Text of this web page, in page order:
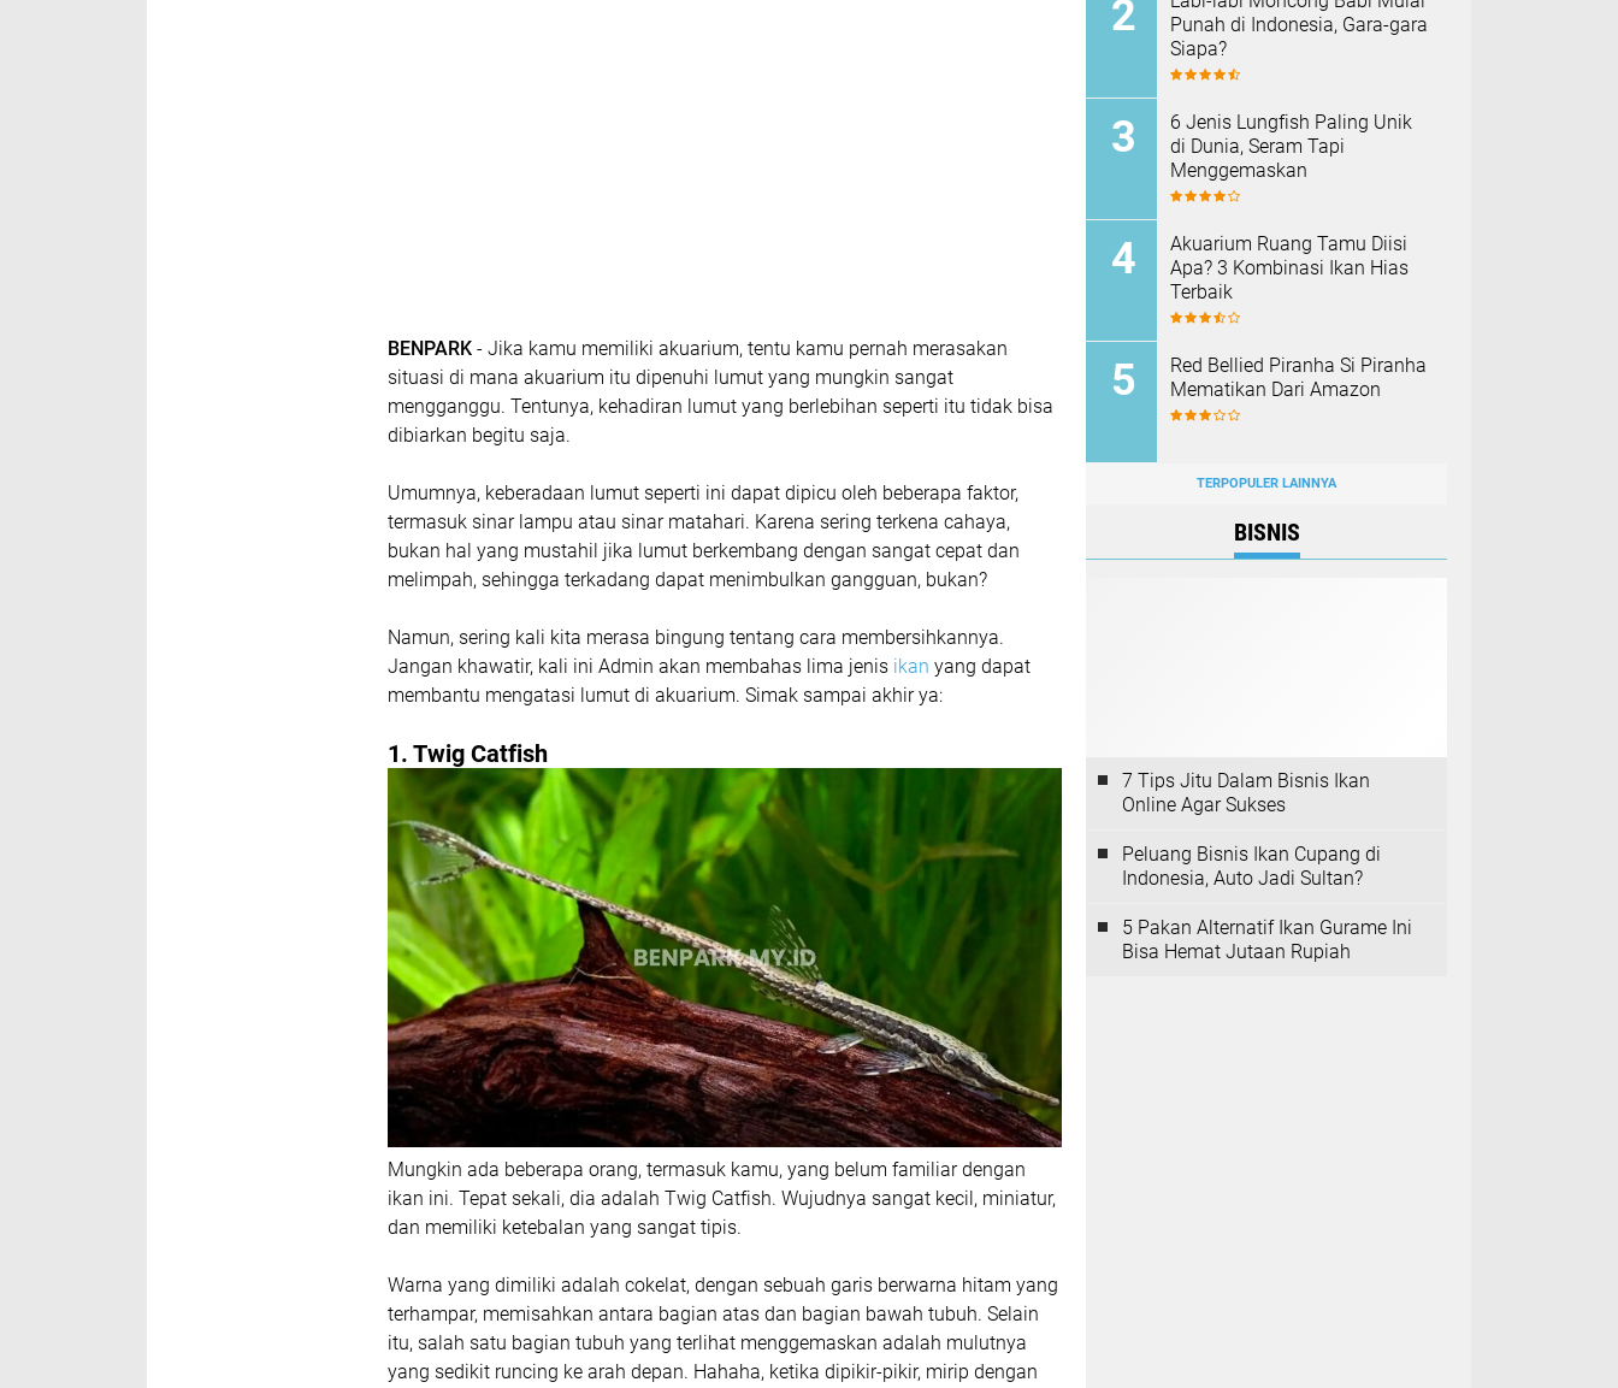
BENPARK - Jika kamu memiliki akuarium, tentu kamu pernah merasakan
situasi di mana akuarium itu dipenuhi lumut yang mungkin sangat
mengganggu. Tentunya, kehadiran lumut yang berlebihan seperti itu tidak bisa
dibiarkan begitu saja.
Umumnya, keberadaan lumut seperti ini dapat dipicu oleh beberapa faktor,
termasuk sinar lampu atau sinar matahari. Karena sering terkena cahaya,
bukan hal yang mustahil jika lumut berkembang dengan sangat cepat dan
melimpah, sehingga terkadang dapat menimbulkan gangguan, bukan?
Namun, sering kali kita merasa bingung tentang cara membersihkannya.
Jangan khawatir, kali ini Admin akan membahas lima jenis ikan yang dapat
membantu mengatasi lumut di akuarium. Simak sampai akhir ya:
1. Twig Catfish
Mungkin ada beberapa orang, termasuk kamu, yang belum familiar dengan
ikan ini. Tepat sekali, dia adalah Twig Catfish. Wujudnya sangat kecil, miniatur,
dan memiliki ketebalan yang sangat tipis.
Warna yang dimiliki adalah cokelat, dengan sebuah garis berwarna hitam yang
terhampar, memisahkan antara bagian atas dan bagian bawah tubuh. Selain
itu, salah satu bagian tubuh yang terlihat menggemaskan adalah mulutnya
yang sedikit runcing ke arah depan. Hahaha, ketika dipikir-pikir, mirip dengan
Punah di Indonesia, Gara-gara
Siapa?
6 Jenis Lungfish Paling Unik
di Dunia, Seram Tapi
Menggemaskan
Akuarium Ruang Tamu Diisi
Apa? 3 Kombinasi Ikan Hias
Terbaik
Red Bellied Piranha Si Piranha
Mematikan Dari Amazon
TERPOPULER LAINNYA
BISNIS
7 Tips Jitu Dalam Bisnis Ikan
Online Agar Sukses
Peluang Bisnis Ikan Cupang di
Indonesia, Auto Jadi Sultan?
5 Pakan Alternatif Ikan Gurame Ini
Bisa Hemat Jutaan Rupiah